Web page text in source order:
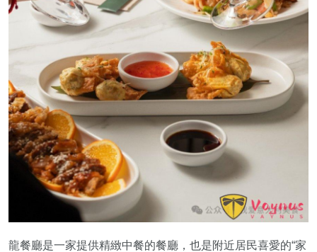
龍餐廳是一家提供精緻中餐的餐廳，也是附近居民喜愛的“家